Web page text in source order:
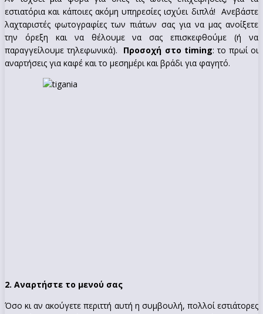
εστιατόρια και κάποιες ακόμη υπηρεσίες ισχύει διπλά! Ανεβάστε
λαχταριστές φωτογραφίες των πιάτων σας για να μας ανοίξετε
την όρεξη και να θέλουμε να σας επισκεφθούμε (ή να
παραγγείλουμε τηλεφωνικά).
Προσοχή στο timing: το πρωί οι
αναρτήσεις για καφέ και το μεσημέρι και βράδι για φαγητό.
2. Αναρτήστε το μενού σας
Όσο κι αν ακούγετε περιττή αυτή η συμβουλή, πολλοί εστιάτορες